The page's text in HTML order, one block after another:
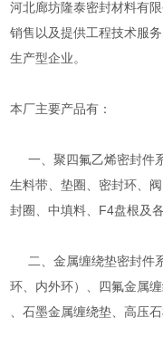
河北廊坊隆泰密封材料有
销售以及提供工程技术服
生产型企业。
本厂主要产品有：
一、聚四氟乙烯密封件
生料带、垫圈、密封环、
封圈、中填料、F4盘根及
二、金属缠绕垫密封件
环、内外环）、四氟金属
、石墨金属缠绕垫、高压